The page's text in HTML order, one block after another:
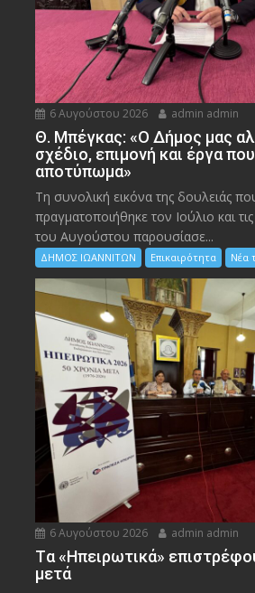
6 Αυγούστου 2026 admin admin
Θ. Μπέγκας: «Ο Δήμος μας
σχέδιο, επιμονή και έργα
αποτύπωμα»
Τη συνολική εικόνα της δουλειάς
πραγματοποιήθηκε τον Ιούλιο και
του Αυγούστου παρουσίασε...
ΔΗΜΟΣ ΙΩΑΝΝΙΤΩΝ Επικαιρότητα Νέα
6 Αυγούστου 2026 admin admin
Tα «Ηπειρωτικά»
μετά